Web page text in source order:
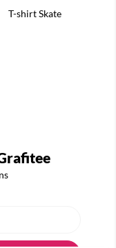
T-shirt Skate